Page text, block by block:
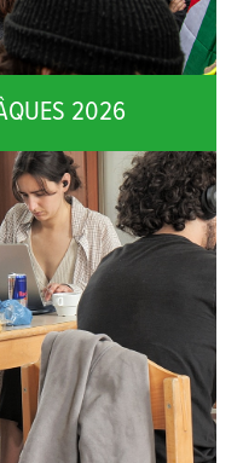
2026